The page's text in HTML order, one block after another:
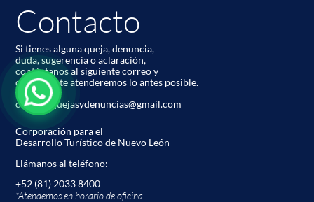
Contacto
Si tienes alguna queja, denuncia,
duda, sugerencia o aclaración,
contáctanos al siguiente correo y
con gusto te atenderemos lo antes posible.
codetur.quejasydenuncias@gmail.com
Corporación para el
Desarrollo Turístico de Nuevo León
Llámanos al teléfono:
+52 (81) 2033 8400
*Atendemos en horario de oﬁcina